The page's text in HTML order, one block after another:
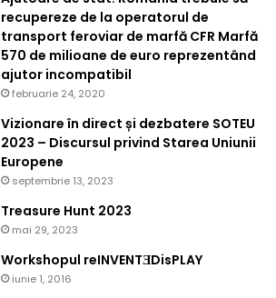
recupereze de la operatorul de
transport feroviar de marfă CFR Marfă
570 de milioane de euro reprezentând
ajutor incompatibil
februarie 24, 2020
Vizionare în direct și dezbatere SOTEU
2023 – Discursul privind Starea Uniunii
Europene
septembrie 13, 2023
Treasure Hunt 2023
mai 29, 2023
Workshopul reINVENTƎDisPLAY
iunie 1, 2016